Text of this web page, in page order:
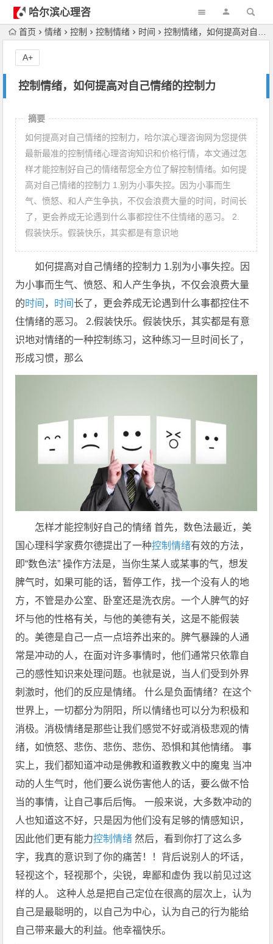
哈尔滨心理咨
询首页 情绪 控制 控制情绪 时间 控制情绪，如何提高对自己情绪的控制力
控制情绪，如何提高对自己情绪的控制力
A+
摘要
如何提高对自己情绪的控制力，哈尔滨心理咨询网为您提供
最新最准的控制情绪心理咨询知识和价格行情，本文通过怎
样才能控制好自己的情绪帮您全方位了解控制情绪。如何提
高对自己情绪的控制力 1.别为小事失控。因为小事而生
气、愤怒、和人产生争执，不仅会浪费大量的时间，时间长
了，更会养成无论遇到什么事都控住不住情绪的恶习。 2.
假装快乐。假装快乐，其实都是有意识地
如何提高对自己情绪的控制力 1.别为小事失控。因
为小事而生气、愤怒、和人产生争执，不仅会浪费大量
的时间 ， 时间 长了，更会养成无论遇到什么事都控住不
住情绪的恶习。 2.假装快乐。假装快乐，其实都是有意
识地对情绪的一种控制练习，这种练习一旦时间长了，
形成习惯，那么
怎样才能控制好自己的情绪 首先，数色法最近，美
国心理科学家费尔德提出了一种控制情绪有效的方法，
即“数色法” 操作方法是，当你生某人或某事的气，想发
脾气时，如果可能的话，暂停工作，找一个没有人的地
方，不管是办公室、卧室还是洗衣房。一个人脾气的好
坏与他的性格有关，与他的美德有关，这是不能假装
的。美德是自己一点一点培养出来的。脾气暴躁的人通
常是冲动的人，在面对许多事情时，他们通常只依靠自
己的感性知识来处理问题。也就是说，当人们受到外界
刺激时，他们的反应是情绪。 什么是负面情绪？在这个
世界上，一切都分为阴阳，所以情绪也可以分为积极和
消极。消极情绪是那些让我们感觉不好或消极悲观的情
绪，如愤怒、悲伤、悲伤、悲伤、恐惧和其他情绪。 事
实上，我们都知道冲动是佛教和道教教义中的魔鬼 当冲
动的人生气时，他们要么说伤害他人的话，要么做不恰
当的事情，让自己事后后悔。 一般来说，大多数冲动的
人也知道这不好，只是因为他们没有足够的情感知识，
因此他们更有能力控制情绪 然后，看到你打了这么多
字，我真的意识到了你的痛苦！！背后说别人的坏话，
轻视这个，轻视那个，尖锐，卑鄙和虚伪 我以前见过这
样的人。 这种人总是把自己定位在很高的层次上，认为
自己是最聪明的，以自己为中心，认为自己的行为能给
自己带来最大的利益。他幸福快乐。